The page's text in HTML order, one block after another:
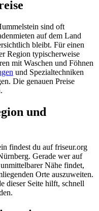
sind oft
auf dem Land
bleibt. Für einen
Region typischerweise
mit Waschen und Föhnen
und Spezialtechniken
Die genauen Preise
und
findest du auf friseur.org
Gerade wer auf
Nähe findet,
Orte auszuweiten.
dieser Seite hilft, schnell